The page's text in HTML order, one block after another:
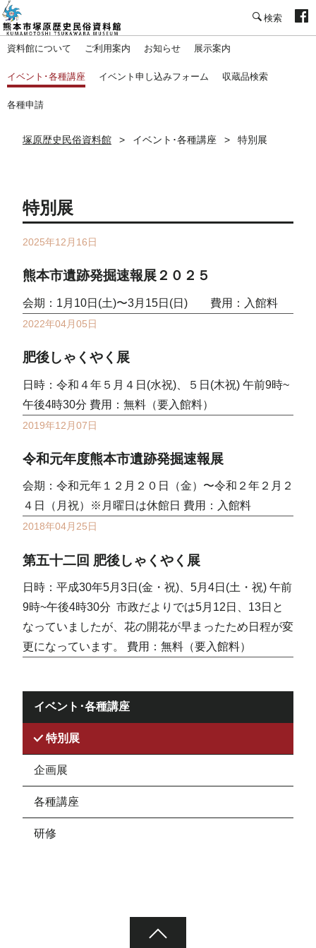
資料館について ご利用案内 お知らせ 展示案内
イベント･各種講座 イベント申し込みフォーム 収蔵品検索
各種申請
塚原歴史民俗資料館 イベント･各種講座 特別展
特別展
2025年12月16日
熊本市遺跡発掘速報展２０２５
会期：1月10日(土)〜3月15日(日) 費用：入館料
2022年04月05日
肥後しゃくやく展
日時：令和４年５月４日(水祝)、５日(木祝) 午前9時~
午後4時30分 費用：無料（要入館料）
2019年12月07日
令和元年度熊本市遺跡発掘速報展
会期：令和元年１２月２０日（金）〜令和２年２月２
４日（月祝）※月曜日は休館日 費用：入館料
2018年04月25日
第五十二回 肥後しゃくやく展
日時：平成30年5月3日(金・祝)、5月4日(土・祝) 午前
9時~午後4時30分 市政だよりでは5月12日、13日と
なっていましたが、花の開花が早まったため日程が変
更になっています。 費用：無料（要入館料）
イベント･各種講座
特別展
企画展
各種講座
研修